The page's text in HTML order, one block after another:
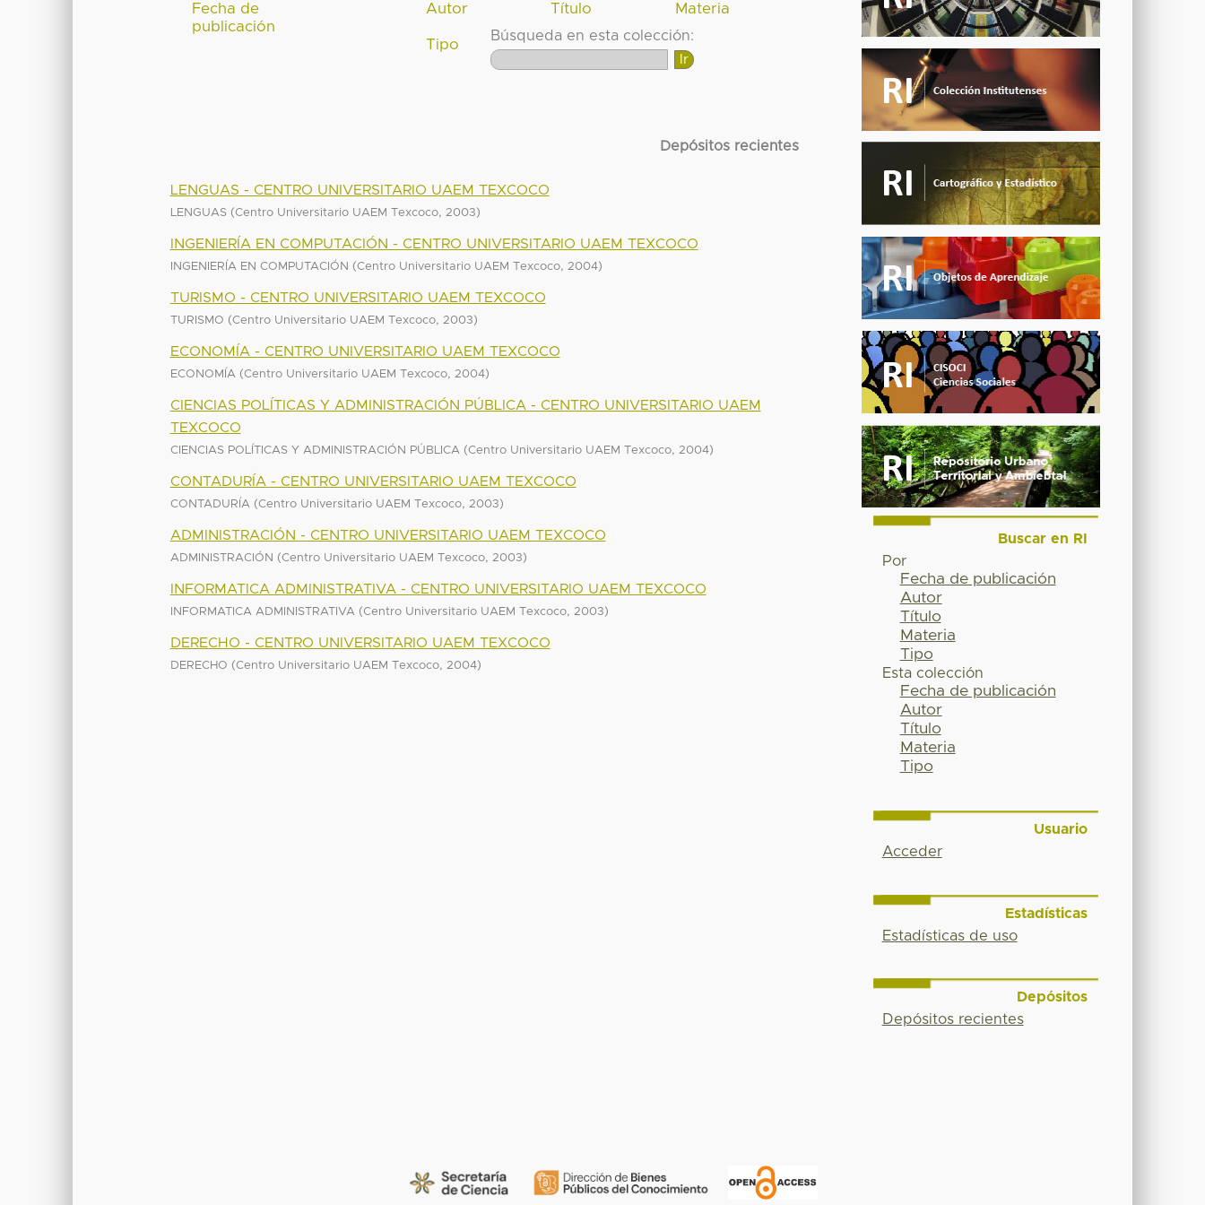
Fecha de
publicación
Autor Título Materia
Tipo
Búsqueda en esta colección:
Depósitos recientes
LENGUAS - CENTRO UNIVERSITARIO UAEM TEXCOCO
LENGUAS (Centro Universitario UAEM Texcoco, 2003)
INGENIERÍA EN COMPUTACIÓN - CENTRO UNIVERSITARIO UAEM TEXCOCO
INGENIERÍA EN COMPUTACIÓN (Centro Universitario UAEM Texcoco, 2004)
TURISMO - CENTRO UNIVERSITARIO UAEM TEXCOCO
TURISMO (Centro Universitario UAEM Texcoco, 2003)
ECONOMÍA - CENTRO UNIVERSITARIO UAEM TEXCOCO
ECONOMÍA (Centro Universitario UAEM Texcoco, 2004)
CIENCIAS POLÍTICAS Y ADMINISTRACIÓN PÚBLICA - CENTRO UNIVERSITARIO UAEM
TEXCOCO
CIENCIAS POLÍTICAS Y ADMINISTRACIÓN PÚBLICA (Centro Universitario UAEM Texcoco, 2004)
CONTADURÍA - CENTRO UNIVERSITARIO UAEM TEXCOCO
CONTADURÍA (Centro Universitario UAEM Texcoco, 2003)
ADMINISTRACIÓN - CENTRO UNIVERSITARIO UAEM TEXCOCO
ADMINISTRACIÓN (Centro Universitario UAEM Texcoco, 2003)
INFORMATICA ADMINISTRATIVA - CENTRO UNIVERSITARIO UAEM TEXCOCO
INFORMATICA ADMINISTRATIVA (Centro Universitario UAEM Texcoco, 2003)
DERECHO - CENTRO UNIVERSITARIO UAEM TEXCOCO
DERECHO (Centro Universitario UAEM Texcoco, 2004)
Buscar en RI
Por
Fecha de publicación
Autor
Título
Materia
Tipo
Esta colección
Fecha de publicación
Autor
Título
Materia
Tipo
Usuario
Acceder
Estadísticas
Estadísticas de uso
Depósitos
Depósitos recientes